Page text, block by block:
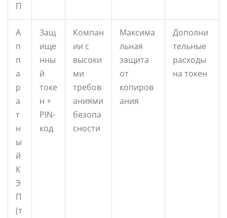
П
А
п
п
а
р
а
т
н
ы
й
К
Э
П
(т
Защ
ище
нны
й
токе
н +
PIN-
код
Компан
ии с
высоки
ми
требов
аниями
безопа
сности
Максима
льная
защита
от
копиров
ания
Дополни
тельные
расходы
на токен